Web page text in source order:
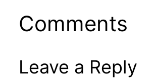
Comments
Leave a Reply